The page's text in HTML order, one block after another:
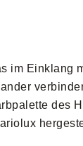
im Einklang
des